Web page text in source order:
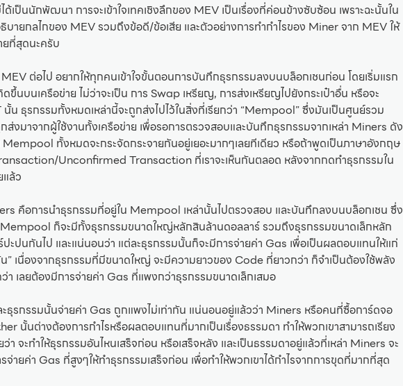
ด้เป็นนักพัฒนา การจะเข้าใจเทคเชิงลึกของ MEV เป็นเรื่องที่ค่อนข้างซับซ้อน เพราะฉะนั้นใน
ายกลไกของ MEV รวมถึงข้อดี/ข้อเสีย และตัวอย่างการทำกำไรของ Miner จาก MEV ให้
ยที่สุดนะครับ
MEV ต่อไป อยากให้ทุกคนเข้าใจขั้นตอนการบันทึกธุรกรรมลงบนบล็อกเชนก่อน โดยเริ่มแรก
ขึ้นบนเครือข่าย ไม่ว่าจะเป็น การ Swap เหรียญ, การส่งเหรียญไปยังกระเป๋าอื่น หรือจะ
น ธุรกรรมทั้งหมดเหล่านี้จะถูกส่งไปไว้ในสิ่งที่เรียกว่า “Mempool” ซึ่งมันเป็นศูนย์รวม
งมาจากผู้ใช้งานทั้งเครือข่าย เพื่อรอการตรวจสอบและบันทึกธุรกรรมจากเหล่า Miners ดัง
ทั้งหมดจะกระจัดกระจายกันอยู่เยอะมากๆเลยทีเดียว หรือถ้าพูดเป็นภาษาอังกฤษ
Unconfirmed Transaction ที่เราจะเห็นกันตลอด หลังจากกดทำธุรกรรมใน
ล้ว
คือการนำธุรกรรมที่อยู่ใน Mempool เหล่านั้นไปตรวจสอบ และบันทึกลงบนบล็อกเชน ซึ่ง
ก็จะมีทั้งธุรกรรมขนาดใหญ่หลักสินล้านดอลลาร์ รวมถึงธุรกรรมขนาดเล็กหลัก
ะปนกันไป และแน่นอนว่า แต่ละธุรกรรมนั้นก็จะมีการจ่ายค่า Gas เพื่อเป็นผลตอบแทนให้แก่
” เนื่องจากธุรกรรมที่มีขนาดใหญ่ จะมีความยาวของ Code ที่ยาวกว่า ก็จำเป็นต้องใช้พลัง
เลยต้องมีการจ่ายค่า Gas ที่แพงกว่าธุรกรรมขนาดเล็กเสมอ
ธุรกรรมนั้นจ่ายค่า Gas ถูกแพงไม่เท่ากัน แน่นอนอยู่แล้วว่า Miners หรือคนที่ซื้อการ์ดจอ
นั้นต่างต้องการกำไรหรือผลตอบแทนที่มากเป็นเรื่องธรรมดา ทำให้พวกเขาสามารถเรียง
า จะทำให้ธุรกรรมอันไหนเสร็จก่อน หรือเสร็จหลัง และเป็นธรรมดาอยู่แล้วที่เหล่า Miners จะ
จ่ายค่า Gas ที่สูงๆให้ทำธุรกรรมเสร็จก่อน เพื่อทำให้พวกเขาได้กำไรจากการขุดที่มากที่สุด